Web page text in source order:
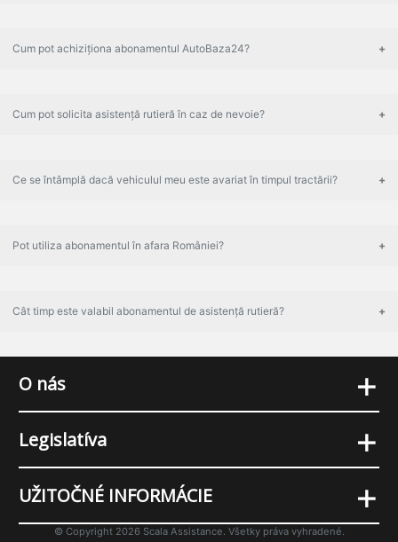
Cum pot achiziționa abonamentul AutoBaza24?
Cum pot solicita asistență rutieră în caz de nevoie?
Ce se întâmplă dacă vehiculul meu este avariat în timpul tractării?
Pot utiliza abonamentul în afara României?
Cât timp este valabil abonamentul de asistență rutieră?
O nás +
Legislatíva +
UŽITOČNÉ INFORMÁCIE +
© Copyright 2026 Scala Assistance. Všetky práva vyhradené.